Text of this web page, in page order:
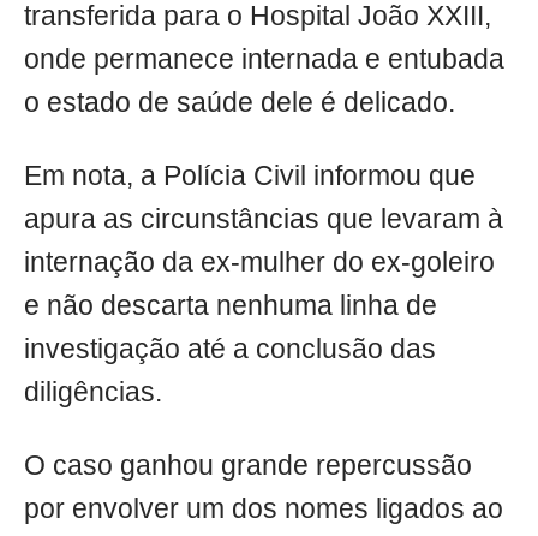
transferida para o Hospital João XXIII,
onde permanece internada e entubada
o estado de saúde dele é delicado.
Em nota, a Polícia Civil informou que
apura as circunstâncias que levaram à
internação da ex-mulher do ex-goleiro
e não descarta nenhuma linha de
investigação até a conclusão das
diligências.
O caso ganhou grande repercussão
por envolver um dos nomes ligados ao